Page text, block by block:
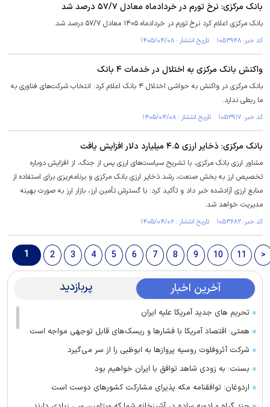
بانک مرکزی: نرخ تورم در خرداد‌ماه معادل ۵۷/۷ درصد شد
بانک مرکزی اعلام کرد نرخ تورم در خرداد‌ماه ۱۴۰۵ معادل ۵۷/۷ درصد شد.
کد خبر: ۱۰۵۳۹۴۸ تاریخ انتشار : ۱۴۰۵/۰۴/۰۸
واکنش بانک مرکزی به اختلال در خدمات ۴ بانک
بانک مرکزی در واکنش به حواشی اختلال ۴ بانک اعلام کرد: انتخاب شرکت‌های فناوری به
ما ربطی ندارد.
کد خبر: ۱۰۵۳۹۱۷ تاریخ انتشار : ۱۴۰۵/۰۴/۰۸
بانک مرکزی: ذخایر ارزی ۴.۵ میلیارد دلار افزایش یافت
مشاور ارزی بانک مرکزی، با تشریح سیاست‌های ارزی پس از جنگ، از افزایش دوباره
تخصیص ارز به بخش صنعت، رشد ذخایر ارزی بانک مرکزی و برنامه‌ریزی برای استفاده از
منابع ارزی آزادشده خبر داد و تأکید کرد: با گسترش تأمین ارز، بازار ارز به صورت بهینه
مدیریت خواهد شد.
کد خبر: ۱۰۵۳۶۸۲ تاریخ انتشار : ۱۴۰۵/۰۴/۰۶
1 2 3 4 5 6 7 8 9 10 11 >
آخرین اخبار پربازدید
تحریم های جدید آمریکا علیه ایران
همتی: اقتصاد آمریکا با فشارها و ریسک‌های قابل توجهی مواجه است
شرکت آئروفلوت روسیه پرواز‌ها به ابوظبی را از سر می‌گیرد
بسنت: به زودی شاهد توافق با ایران خواهیم بود
اردوغان: توافقنامه مکه پذیرای مشارکت کشور‌های دوست است